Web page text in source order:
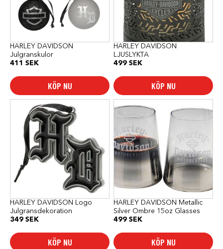
HARLEY DAVIDSON
Julgranskulor
411 SEK
KÖP NU
HARLEY DAVIDSON
LJUSLYKTA
499 SEK
KÖP NU
HARLEY DAVIDSON Logo
Julgransdekoration
349 SEK
KÖP NU
HARLEY DAVIDSON Metallic
Silver Ombre 15oz Glasses
499 SEK
KÖP NU